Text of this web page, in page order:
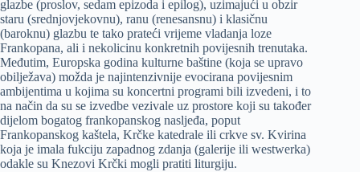
glazbe (proslov, sedam epizoda i epilog), uzimajući u obzir
staru (srednjovjekovnu), ranu (renesansnu) i klasičnu
(baroknu) glazbu te tako prateći vrijeme vladanja loze
Frankopana, ali i nekolicinu konkretnih povijesnih trenutaka.
Međutim, Europska godina kulturne baštine (koja se upravo
obilježava) možda je najintenzivnije evocirana povijesnim
ambijentima u kojima su koncertni programi bili izvedeni, i to
na način da su se izvedbe vezivale uz prostore koji su također
dijelom bogatog frankopanskog nasljeđa, poput
Frankopanskog kaštela, Krčke katedrale ili crkve sv. Kvirina
koja je imala fukciju zapadnog zdanja (galerije ili westwerka)
odakle su Knezovi Krčki mogli pratiti liturgiju.